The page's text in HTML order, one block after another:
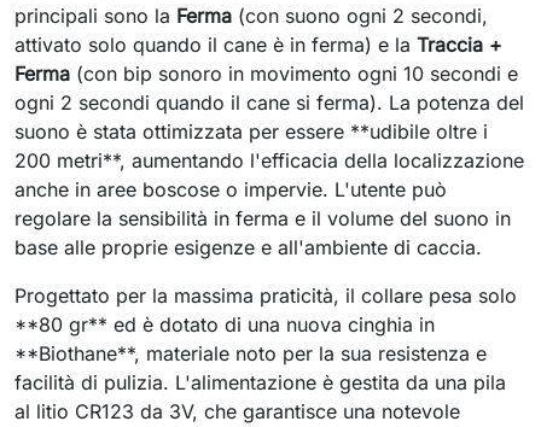
principali sono la Ferma (con suono ogni 2 secondi,
attivato solo quando il cane è in ferma) e la Traccia +
Ferma (con bip sonoro in movimento ogni 10 secondi e
ogni 2 secondi quando il cane si ferma). La potenza del
suono è stata ottimizzata per essere **udibile oltre i
200 metri**, aumentando l'efficacia della localizzazione
anche in aree boscose o impervie. L'utente può
regolare la sensibilità in ferma e il volume del suono in
base alle proprie esigenze e all'ambiente di caccia.
Progettato per la massima praticità, il collare pesa solo
**80 gr** ed è dotato di una nuova cinghia in
**Biothane**, materiale noto per la sua resistenza e
facilità di pulizia. L'alimentazione è gestita da una pila
al litio CR123 da 3V, che garantisce una notevole